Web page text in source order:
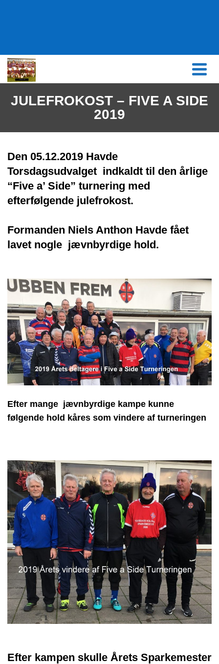
JULEFROKOST – FIVE A SIDE
2019
Den 05.12.2019 Havde
Torsdagsudvalget indkaldt til den årlige
“Five a’ Side” turnering med
efterfølgende julefrokost.
Formanden Niels Anthon Havde fået
lavet nogle jævnbyrdige hold.
Efter mange jævnbyrdige kampe kunne
følgende hold kåres som vindere af turneringen
Efter kampen skulle Årets Sparkemester